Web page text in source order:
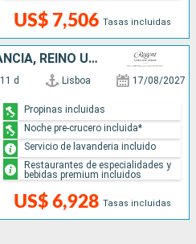
US$ 7,506 Tasas incluidas
PORTUGAL, ESPAÑA, FRANCIA, REINO UNIDO
11 d Lisboa 17/08/2027
US$ 6,928 Tasas incluidas
Propinas incluidas
Noche pre-crucero incluida*
Servicio de lavanderia incluido
Restaurantes de especialidades y
bebidas premium incluidos